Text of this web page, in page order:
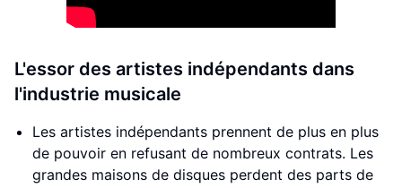
L'essor des artistes indépendants dans
l'industrie musicale
Les artistes indépendants prennent de plus en plus
de pouvoir en refusant de nombreux contrats. Les
grandes maisons de disques perdent des parts de